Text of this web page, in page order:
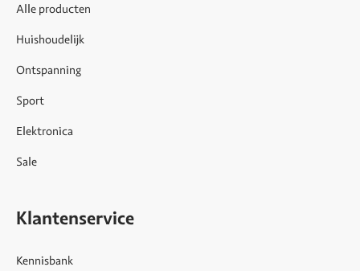
Alle producten
Huishoudelijk
Ontspanning
Sport
Elektronica
Sale
Klantenservice
Kennisbank